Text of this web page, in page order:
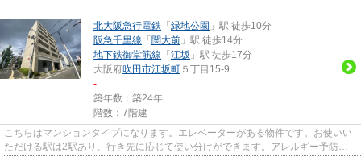
北大阪急行電鉄 「 緑地公園 」駅 徒歩10分
阪急千里線 「 関大前 」駅 徒歩14分
地下鉄御堂筋線 「 江坂 」駅 徒歩17分
大阪府吹田市江坂町 ５丁目15-9
-
築年数：築24年
階数：7階建
こちらはマンションタイプになります。エレベーターがある物件です。お使いい
ただける駅は2駅あり、行き先に応じて使い分けができます。アレルギー予防に